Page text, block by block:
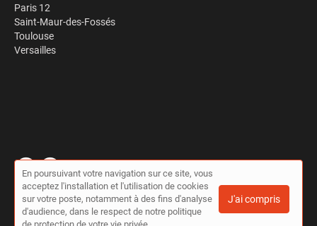
Paris 12
Saint-Maur-des-Fossés
Toulouse
Versailles
© Travaux à la pelle 2026 |Plan du site|Mon compte
Contact
Conditions générales d'utilisation|Politique de confidentialité
En poursuivant votre navigation sur ce site, vous
acceptez l'installation et l'utilisation de cookies
sur votre poste, notamment à des fins d'analyse
d'audience, dans le respect de notre politique
J'ai compris